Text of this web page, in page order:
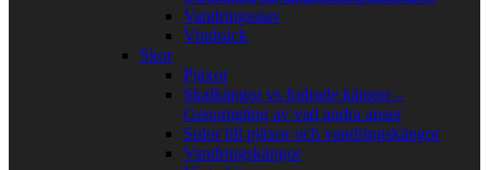
Vandringsstav
Vindsäck
Skor
Pjäxor
Skalkängor vs fodrade kängor –
Genomgång av vad andra anser
Sulor till pjäxor och vandringskängor
Vandringskängor